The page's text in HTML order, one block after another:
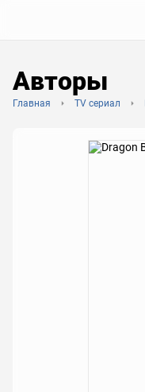
Авторы
Главная TV сериал